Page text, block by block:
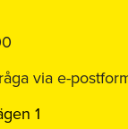
via e-
1